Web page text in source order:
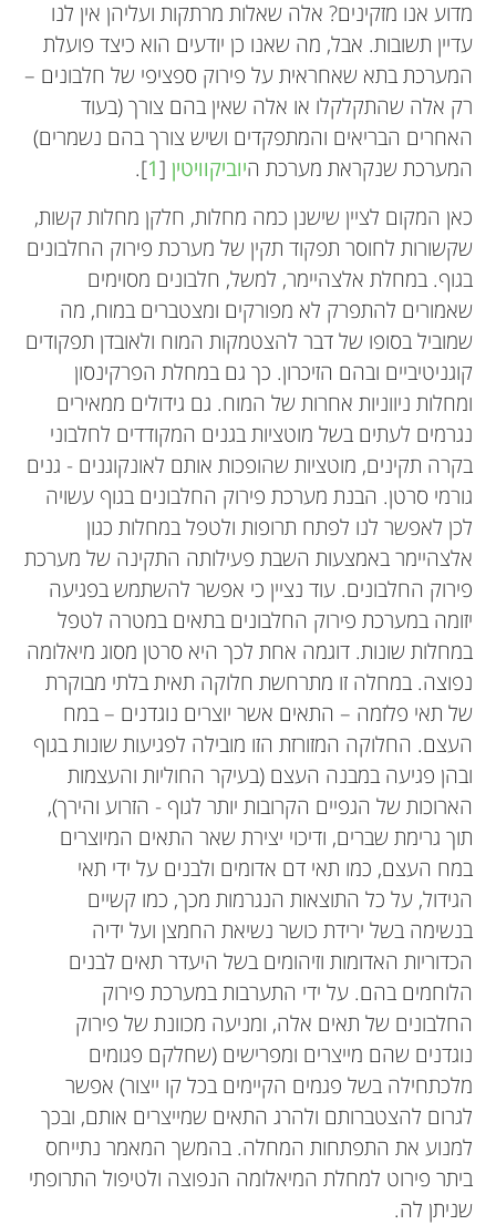
מדוע אנו מזקינים? אלה שאלות מרתקות ועליהן אין לנו
עדיין תשובות. אבל, מה שאנו כן יודעים הוא כיצד פועלת
המערכת בתא שאחראית על פירוק ספציפי של חלבונים –
רק אלה שהתקלקלו או אלה שאין בהם צורך (בעוד
האחרים הבריאים והמתפקדים ושיש צורך בהם נשמרים)
המערכת שנקראת מערכת היוביקוויטין[
1
].
כאן המקום לציין שישנן כמה מחלות, חלקן מחלות קשות,
שקשורות לחוסר תפקוד תקין של מערכת פירוק החלבונים
בגוף. במחלת אלצהיימר, למשל, חלבונים מסוימים
שאמורים להתפרק לא מפורקים ומצטברים במוח, מה
שמוביל בסופו של דבר להצטמקות המוח ולאובדן תפקודים
קוגניטיביים ובהם הזיכרון. כך גם במחלת הפרקינסון
ומחלות ניווניות אחרות של המוח. גם גידולים ממאירים
נגרמים לעתים בשל מוטציות בגנים המקודדים לחלבוני
בקרה תקינים, מוטציות שהופכות אותם לאונקוגנים - גנים
גורמי סרטן. הבנת מערכת פירוק החלבונים בגוף עשויה
לכן לאפשר לנו לפתח תרופות ולטפל במחלות כגון
אלצהיימר באמצעות השבת פעילותה התקינה של מערכת
פירוק החלבונים. עוד נציין כי אפשר להשתמש בפגיעה
יזומה במערכת פירוק החלבונים בתאים במטרה לטפל
במחלות שונות. דוגמה אחת לכך היא סרטן מסוג מיאלומה
נפוצה. במחלה זו מתרחשת חלוקה תאית בלתי מבוקרת
של תאי פלזמה – התאים אשר יוצרים נוגדנים – במח
העצם. החלוקה המזורזת הזו מובילה לפגיעות שונות בגוף
ובהן פגיעה במבנה העצם (בעיקר החוליות והעצמות
הארוכות של הגפיים הקרובות יותר לגוף - הזרוע והירך),
תוך גרימת שברים, ודיכוי יצירת שאר התאים המיוצרים
במח העצם, כמו תאי דם אדומים ולבנים על ידי תאי
הגידול, על כל התוצאות הנגרמות מכך, כמו קשיים
בנשימה בשל ירידת כושר נשיאת החמצן ועל ידיה
הכדוריות האדומות וזיהומים בשל היעדר תאים לבנים
הלוחמים בהם. על ידי התערבות במערכת פירוק
החלבונים של תאים אלה, ומניעה מכוונת של פירוק
נוגדנים שהם מייצרים ומפרישים (שחלקם פגומים
מלכתחילה בשל פגמים הקיימים בכל קו ייצור) אפשר
לגרום להצטברותם ולהרג התאים שמייצרים אותם, ובכך
למנוע את התפתחות המחלה. בהמשך המאמר נתייחס
ביתר פירוט למחלת המיאלומה הנפוצה ולטיפול התרופתי
שניתן לה.